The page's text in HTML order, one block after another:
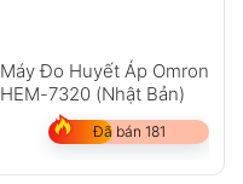
Máy Đo Huyết Áp Omron
HEM-7320 (Nhật Bản)
Đã bán 181